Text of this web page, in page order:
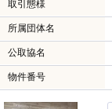
取引態様
所属団体名
公取協名
物件番号